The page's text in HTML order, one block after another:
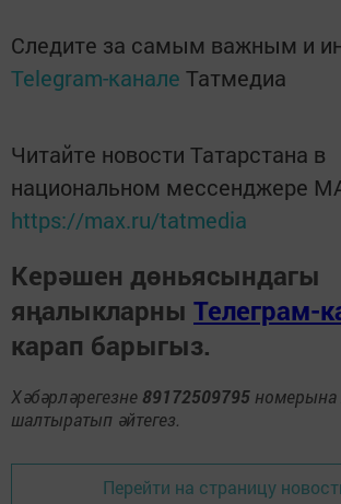
Следите за самым важным и
Telegram-канале Татмедиа
Читайте новости Татарстана в
национальном мессенджере
https://max.ru/tatmedia
Керәшен дөньясындагы
яңалыкларны Телеграм-
карап барыгыз.
Хәбәрләрегезне 89172509795 номерына
шалтыратып әйтегез.
Перейти на страницу